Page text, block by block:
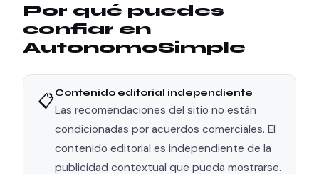
Por qué puedes
confiar en
AutonomoSimple
📋Contenido editorial independiente
Las recomendaciones del sitio no están
condicionadas por acuerdos comerciales. El
contenido editorial es independiente de la
publicidad contextual que pueda mostrarse.